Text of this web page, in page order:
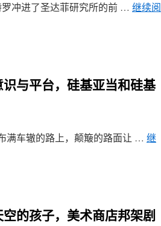
罗冲进了圣达菲研究所的前 … 继续阅
与平台，硅基亚当和硅基
满车辙的路上，颠簸的路面让 … 继
的孩子，美术商店邦架剧